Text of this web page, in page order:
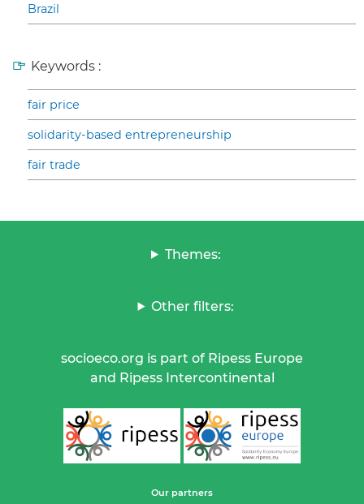
Brazil
Keywords :
fair price
solidarity-based entrepreneurship
fair trade
Themes:
Other filters:
socioeco.org is part of Ripess Europe
and Ripess Intercontinental
Our partners